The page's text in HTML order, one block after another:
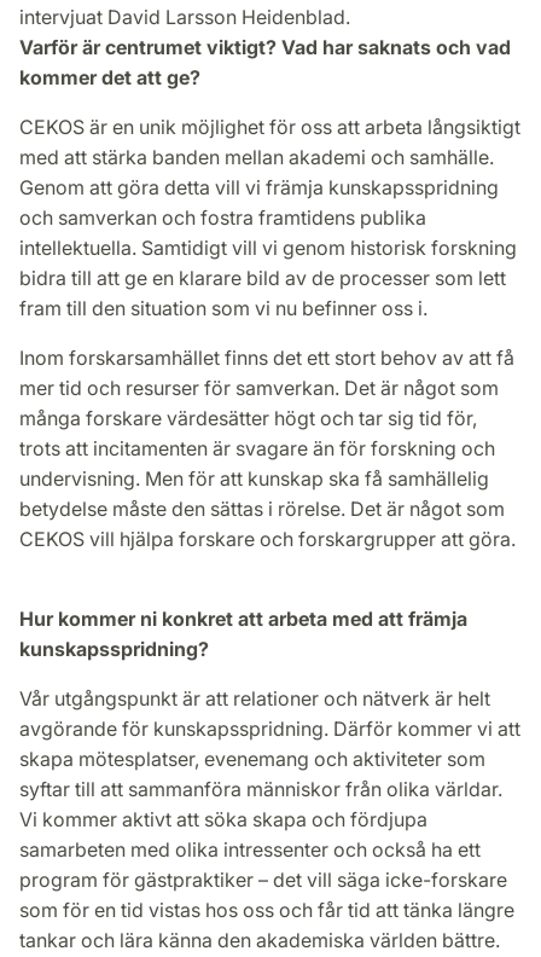
intervjuat David Larsson Heidenblad.
Varför är centrumet viktigt? Vad har saknats och vad
kommer det att ge?
CEKOS är en unik möjlighet för oss att arbeta långsiktigt
med att stärka banden mellan akademi och samhälle.
Genom att göra detta vill vi främja kunskapsspridning
och samverkan och fostra framtidens publika
intellektuella. Samtidigt vill vi genom historisk forskning
bidra till att ge en klarare bild av de processer som lett
fram till den situation som vi nu befinner oss i.
Inom forskarsamhället finns det ett stort behov av att få
mer tid och resurser för samverkan. Det är något som
många forskare värdesätter högt och tar sig tid för,
trots att incitamenten är svagare än för forskning och
undervisning. Men för att kunskap ska få samhällelig
betydelse måste den sättas i rörelse. Det är något som
CEKOS vill hjälpa forskare och forskargrupper att göra.
Hur kommer ni konkret att arbeta med att främja
kunskapsspridning?
Vår utgångspunkt är att relationer och nätverk är helt
avgörande för kunskapsspridning. Därför kommer vi att
skapa mötesplatser, evenemang och aktiviteter som
syftar till att sammanföra människor från olika världar.
Vi kommer aktivt att söka skapa och fördjupa
samarbeten med olika intressenter och också ha ett
program för gästpraktiker – det vill säga icke-forskare
som för en tid vistas hos oss och får tid att tänka längre
tankar och lära känna den akademiska världen bättre.